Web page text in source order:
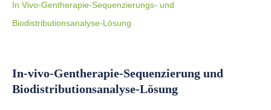
In Vivo-Gentherapie-Sequenzierungs- und
Biodistributionsanalyse-Lösung
In-vivo-Gentherapie-Sequenzierung und
Biodistributionsanalyse-Lösung